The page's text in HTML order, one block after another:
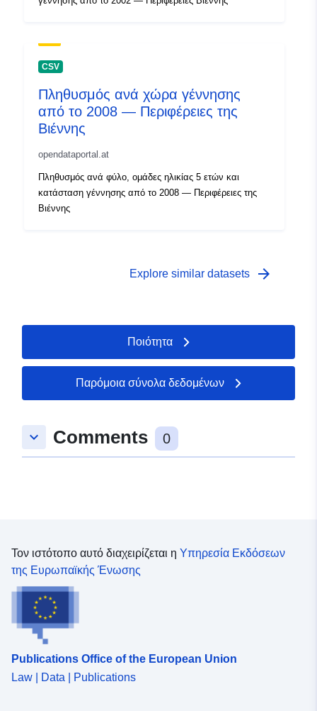
CSV
Πληθυσμός ανά χώρα γέννησης
από το 2008 — Περιφέρειες της
Βιέννης
opendataportal.at
Πληθυσμός ανά φύλο, ομάδες ηλικίας 5 ετών και
κατάσταση γέννησης από το 2008 — Περιφέρειες της
Βιέννης
Explore similar datasets arrow_forward
Ποιότητα
Παρόμοια σύνολα δεδομένων
keyboard_arrow_down Comments 0
Τον ιστότοπο αυτό διαχειρίζεται η Υπηρεσία Εκδόσεων
της Ευρωπαϊκής Ένωσης
Publications Office of the European Union
Law | Data | Publications